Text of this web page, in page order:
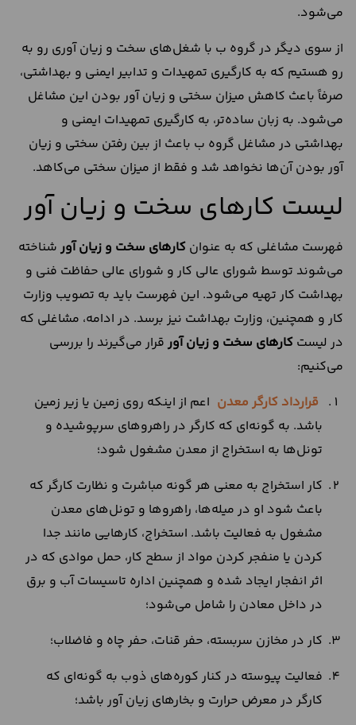
می‌شود.
از سوی دیگر در گروه ب با شغل‌های سخت و زیان آوری رو به
رو هستیم که به کارگیری تمهیدات و تدابیر ایمنی و بهداشتی،
صرفاً باعث کاهش میزان سختی و زیان آور بودن این مشاغل
می‌شود. به زبان ساده‌تر، به کارگیری تمهیدات ایمنی و
بهداشتی در مشاغل گروه ب باعث از بین رفتن سختی و زیان
آور بودن آن‌ها نخواهد شد و فقط از میزان سختی می‌کاهد.
لیست کارهای سخت و زیان آور
فهرست مشاغلی که به عنوان کارهای سخت و زیان آور شناخته
می‌شوند توسط شورای عالی کار و شورای عالی حفاظت فنی و
بهداشت کار تهیه می‌شود. این فهرست باید به تصویب وزارت
کار و همچنین، وزارت بهداشت نیز برسد. در ادامه، مشاغلی که
در لیست کارهای سخت و زیان آور قرار می‌گیرند را بررسی
می‌کنیم:
قرارداد کارگر معدن اعم از اینکه روی زمین یا زیر زمین
باشد. به گونه‌ای که کارگر در راهروهای سرپوشیده و
تونل‌ها به استخراج از معدن مشغول شود؛
کار استخراج به معنی هر گونه مباشرت و نظارت کارگر که
باعث شود او در میله‌ها، راهروها و تونل‌های معدن
مشغول به فعالیت باشد. استخراج، کارهایی مانند جدا
کردن یا منفجر کردن مواد از سطح کار، حمل موادی که در
اثر انفجار ایجاد شده و همچنین اداره تاسیسات آب و برق
در داخل معادن را شامل می‌شود؛
کار در مخازن سربسته، حفر قنات، حفر چاه و فاضلاب؛
فعالیت پیوسته در کنار کوره‌های ذوب به گونه‌ای که
کارگر در معرض حرارت و بخارهای زیان آور باشد؛